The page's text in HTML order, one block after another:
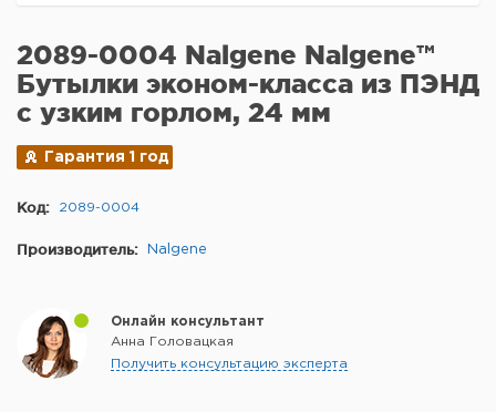
2089-0004 Nalgene Nalgene™
Бутылки эконом-класса из ПЭНД
с узким горлом, 24 мм
Гарантия 1 год
Код: 2089-0004
Производитель: Nalgene
Онлайн консультант
Анна Головацкая
Получить консультацию эксперта